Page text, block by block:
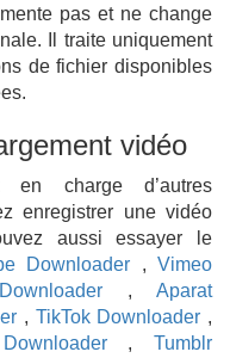
pas et ne change
Il traite uniquement
de fichier disponibles
vidéo
en charge d’autres
enregistrer une vidéo
aussi essayer le
Downloader ,Vimeo
, Aparat
, TikTok Downloader ,
,Tumblr